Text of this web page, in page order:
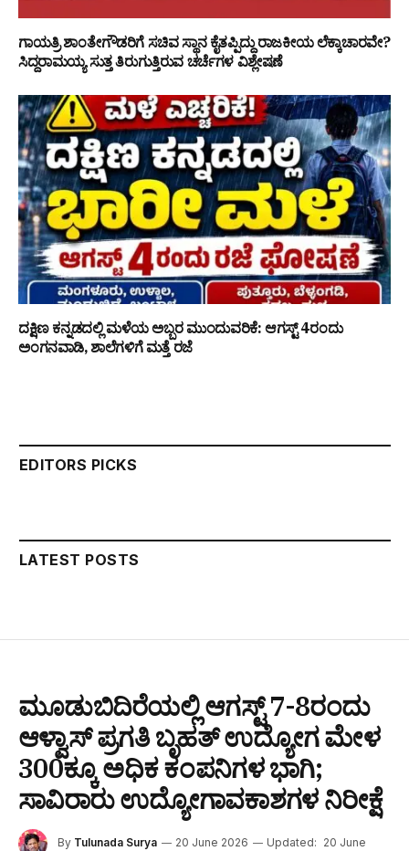
ಗಾಯತ್ರಿ ಶಾಂತೇಗೌಡರಿಗೆ ಸಚಿವ ಸ್ಥಾನ ಕೈತಪ್ಪಿದ್ದು ರಾಜಕೀಯ ಲೆಕ್ಕಾಚಾರವೇ?
ಸಿದ್ದರಾಮಯ್ಯ ಸುತ್ತ ತಿರುಗುತ್ತಿರುವ ಚರ್ಚೆಗಳ ವಿಶ್ಲೇಷಣೆ
ದಕ್ಷಿಣ ಕನ್ನಡದಲ್ಲಿ ಮಳೆಯ ಅಬ್ಬರ ಮುಂದುವರಿಕೆ: ಆಗಸ್ಟ್ 4ರಂದು
ಅಂಗನವಾಡಿ, ಶಾಲೆಗಳಿಗೆ ಮತ್ತೆ ರಜೆ
EDITORS PICKS
LATEST POSTS
ಮೂಡುಬಿದಿರೆಯಲ್ಲಿ ಆಗಸ್ಟ್ 7-8ರಂದು
ಆಳ್ವಾಸ್ ಪ್ರಗತಿ ಬೃಹತ್ ಉದ್ಯೋಗ ಮೇಳ
300ಕ್ಕೂ ಅಧಿಕ ಕಂಪನಿಗಳ ಭಾಗಿ;
ಸಾವಿರಾರು ಉದ್ಯೋಗಾವಕಾಶಗಳ ನಿರೀಕ್ಷೆ
By Tulunada Surya 20 June 2026 Updated: 20 June